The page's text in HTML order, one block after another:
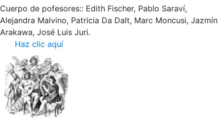
Cuerpo de pofesores:: Edith Fischer, Pablo Saraví,
Alejandra Malvino, Patricia Da Dalt, Marc Moncusi, Jazmín
Arakawa, José Luis Juri.
Haz clic aquí